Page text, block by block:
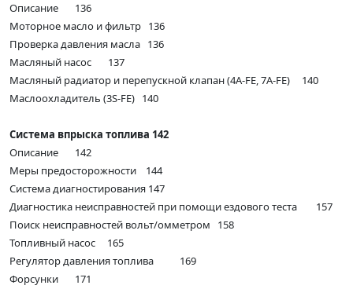
Описание 136
Моторное масло и фильтр 136
Проверка давления масла 136
Масляный насос 137
Масляный радиатор и перепускной клапан (4A-FE, 7A-FE) 140
Маслоохладитель (3S-FE) 140
Система впрыска топлива 142
Описание 142
Меры предосторожности 144
Система диагностирования 147
Диагностика неисправностей при помощи ездового теста 157
Поиск неисправностей вольт/омметром 158
Топливный насос 165
Регулятор давления топлива 169
Форсунки 171